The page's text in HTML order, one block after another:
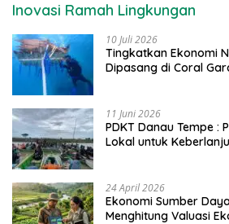
Inovasi Ramah Lingkungan
10 Juli 2026
Tingkatkan Ekonomi
Dipasang di Coral
11 Juni 2026
PDKT Danau Tempe :
Lokal untuk
24 April 2026
Ekonomi Sumber
Menghitung Valuasi